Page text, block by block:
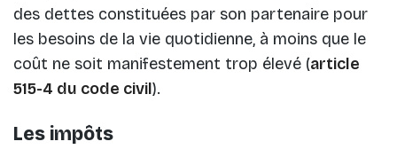
des dettes constituées par son partenaire pour
les besoins de la vie quotidienne, à moins que le
coût ne soit manifestement trop élevé (article
515-4 du code civil).
Les impôts